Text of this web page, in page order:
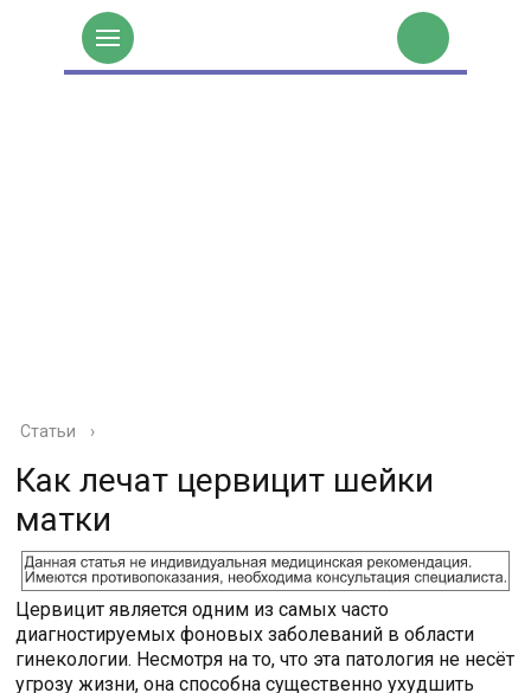
Статьи ›
Как лечат цервицит шейки
матки
Цервицит является одним из самых часто
диагностируемых фоновых заболеваний в области
гинекологии. Несмотря на то, что эта патология не несёт
угрозу жизни, она способна существенно ухудшить